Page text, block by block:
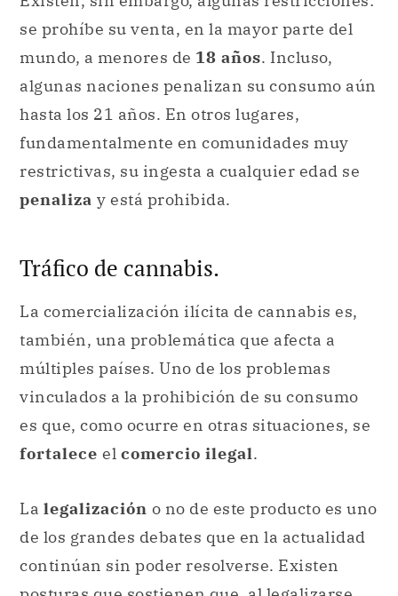
se prohíbe su venta, en la mayor parte del
mundo, a menores de 18 años. Incluso,
algunas naciones penalizan su consumo aún
hasta los 21 años. En otros lugares,
fundamentalmente en comunidades muy
restrictivas, su ingesta a cualquier edad se
penaliza y está prohibida.
Tráfico de cannabis.
La comercialización ilícita de cannabis es,
también, una problemática que afecta a
múltiples países. Uno de los problemas
vinculados a la prohibición de su consumo
es que, como ocurre en otras situaciones, se
fortalece el comercio ilegal.
La legalización o no de este producto es uno
de los grandes debates que en la actualidad
continúan sin poder resolverse. Existen